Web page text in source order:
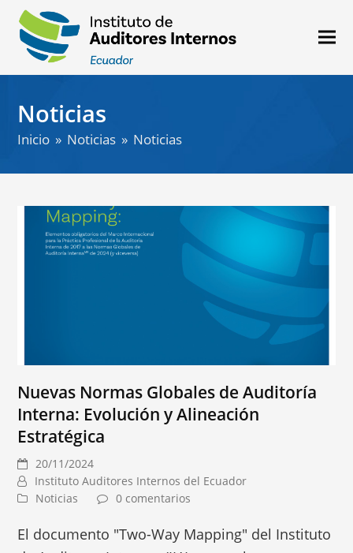
Noticias
Inicio » Noticias » Noticias
Nuevas Normas Globales de Auditoría
Interna: Evolución y Alineación
Estratégica
20/11/2024
Instituto Auditores Internos del Ecuador
Noticias
0 comentarios
El documento "Two-Way Mapping" del Instituto